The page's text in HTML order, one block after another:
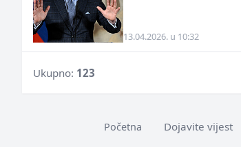
13.04.2026. u 10:32
Ukupno: 123
Početna Dojavite vijest